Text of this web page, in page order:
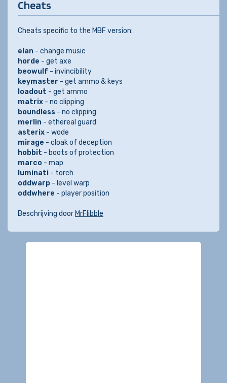
Cheats
Cheats specific to the MBF version:
elan - change music
horde - get axe
beowulf - invincibility
keymaster - get ammo & keys
loadout - get ammo
matrix - no clipping
boundless - no clipping
merlin - ethereal guard
asterix - wode
mirage - cloak of deception
hobbit - boots of protection
marco - map
luminati - torch
oddwarp - level warp
oddwhere - player position
Beschrijving door MrFlibble